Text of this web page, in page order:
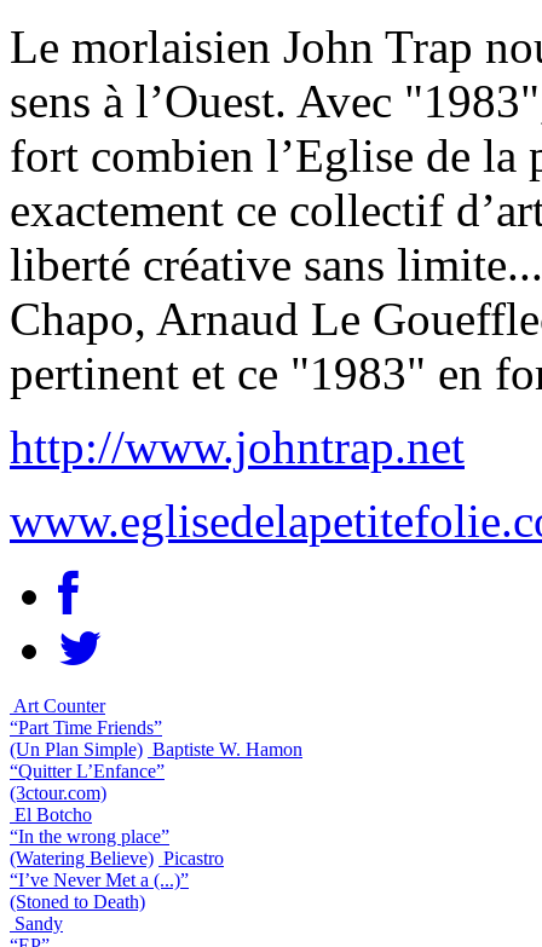
Le morlaisien John Trap
sens à l’Ouest. Avec
fort combien l’Eglise de la
exactement ce collectif
liberté créative sans
Chapo, Arnaud Le
pertinent et ce "1983" en
http://www.johntrap.net
Art Counter
“Part Time Friends”
(Un Plan Simple) Baptiste W. Hamon
“Quitter L’Enfance”
(3ctour.com)
El Botcho
“In the wrong place”
(Watering Believe) Picastro
“I’ve Never Met a (...)”
(Stoned to Death)
Sandy